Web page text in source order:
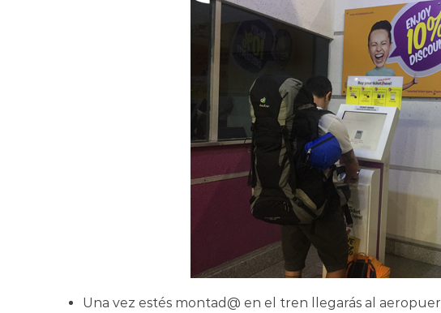
Una vez estés montad@ en el tren llegarás al